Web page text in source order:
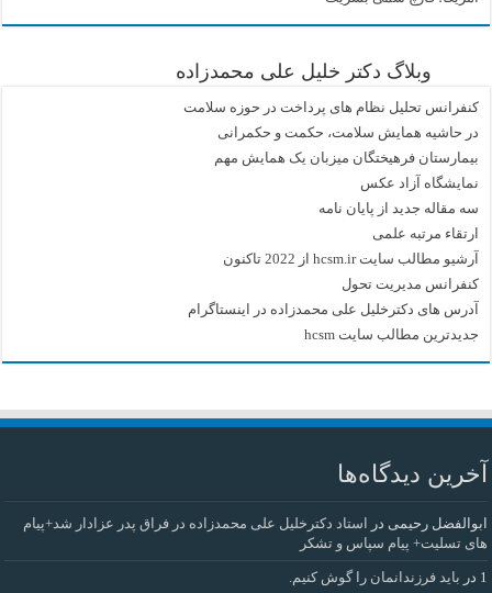
وبلاگ دکتر خلیل علی محمدزاده
کنفرانس تحلیل نظام های پرداخت در حوزه سلامت
در حاشیه همایش سلامت، حکمت و حکمرانی
بیمارستان فرهیختگان میزبان یک همایش مهم
نمایشگاه آزاد عکس
سه مقاله جدید از پایان نامه
ارتقاء مرتبه علمی
آرشیو مطالب سایت hcsm.ir از 2022 تاکنون
کنفرانس مدیریت تحول
آدرس های دکترخلیل علی محمدزاده در اینستاگرام
جدیدترین مطالب سایت hcsm
آخرین دیدگاه‌ها
ابوالفضل رحیمی در استاد دکترخلیل علی محمدزاده در فراق پدر عزادار شد+پیام
های تسلیت+ پیام سپاس و تشکر
1 در باید فرزندانمان را گوش کنیم.